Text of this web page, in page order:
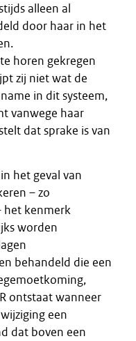
alleen al
door haar in het
horen gekregen
zij niet wat de
in dit systeem,
vanwege haar
dat sprake is van
het geval van
– zo
het kenmerk
worden
behandeld die een
ontstaat wanneer
een
dat boven een